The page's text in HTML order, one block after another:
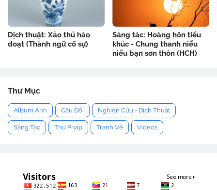
Dịch thuật: Xảo thủ hào
đoạt (Thành ngữ cố sự)
Sáng tác: Hoàng hôn tiểu
khúc - Chung thanh niểu
niểu bạn sơn thôn (HCH)
Thư Mục
Album Ảnh Câu Đối Nghiên Cứu - Dịch Thuật
Sáng Tác Thư Pháp Tranh Vẽ Videos